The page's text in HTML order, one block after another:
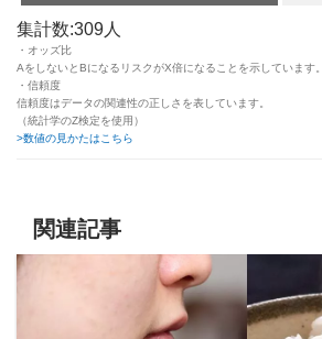
集計数:309人
・オッズ比
AをしないとBになるリスクがX倍になることを示しています。
・信頼度
信頼度はデータの関連性の正しさを表しています。
（統計学のZ検定を使用）
>数値の見かたはこちら
関連記事